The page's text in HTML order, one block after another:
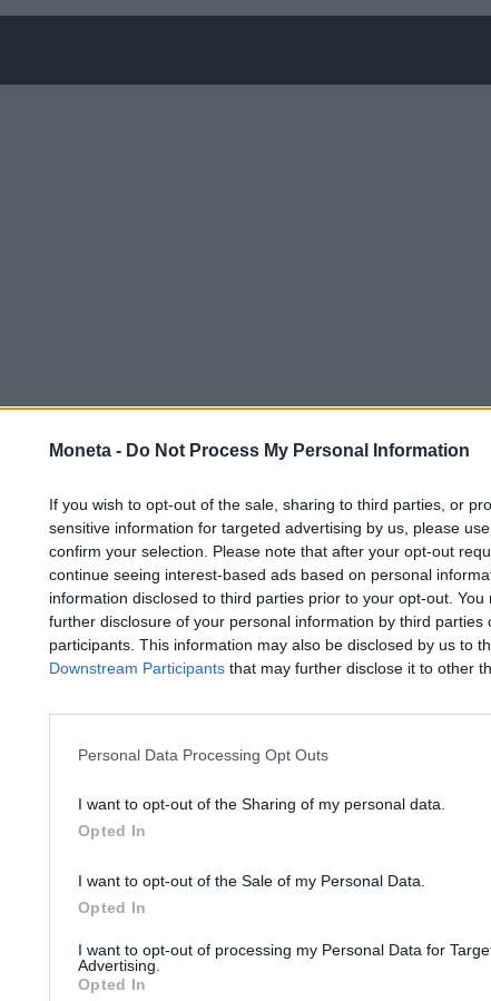
Moneta - Do Not Process My Personal Information
If you wish to opt-out of the sale, sharing to third parties, or
sensitive information for targeted advertising by us, please
confirm your selection. Please note that after your opt-out
continue seeing interest-based ads based on personal
information disclosed to third parties prior to your opt-out.
further disclosure of your personal information by third parties
participants. This information may also be disclosed by us to
Downstream Participants that may further disclose it to other
Personal Data Processing Opt Outs
I want to opt-out of the Sharing of my personal data.
Opted In
I want to opt-out of the Sale of my Personal Data.
Opted In
I want to opt-out of processing my Personal Data for
Advertising.
Opted In